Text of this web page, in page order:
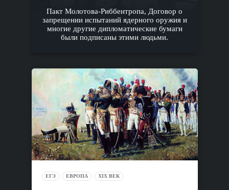
Пакт Молотова-Риббентропа, Договор о
запрещении испытаний ядерного оружия и
многие другие дипломатические бумаги
были подписаны этими людьми.
ЕГЭ ЕВРОПА XIX ВЕК